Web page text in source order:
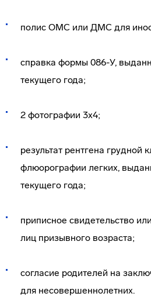
полис ОМС или ДМС для
справка формы 086-У,
текущего года;
2 фотографии 3х4;
результат рентгена грудной
флюорографии легких,
текущего года;
приписное свидетельство
лиц призывного возраста;
согласие родителей на
для несовершеннолетних.